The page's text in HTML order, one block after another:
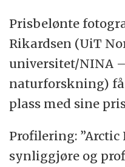
Prisbelønte
Rikardsen (UiT
universitet/NINA
naturforskning)
plass med sine
Profilering: ”Arctic
synliggjøre og